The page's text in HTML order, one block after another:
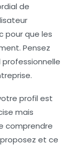
de
pour que les
Pensez
profil est
mais
comprendre
et ce